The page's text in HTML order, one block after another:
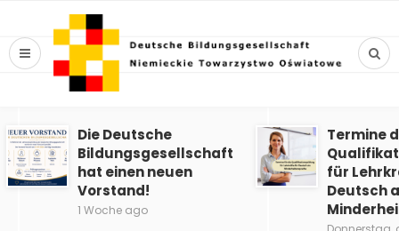
Die Deutsche
Bildungsgesellschaft
hat einen neuen
Vorstand!
1 Woche ago
Termine
für
Deutsch